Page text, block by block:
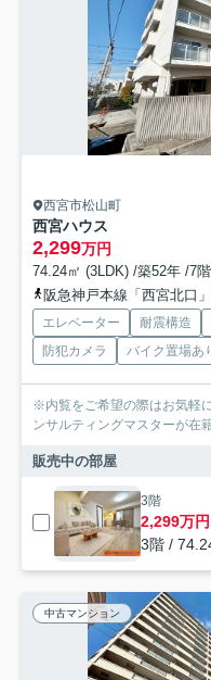
西宮市松山町
西宮ハウス
2,299万円
74.24㎡ (3LDK) /築52年 /7
阪急神戸本線「西宮北口
エレベーター 耐震構造
防犯カメラ
バイク置場あ
※内覧をご希望の際はお気軽にご連絡くださ
ンサルティングマスターが在
販売中の部屋
3階
2,299万円
3階 /
中古マンション